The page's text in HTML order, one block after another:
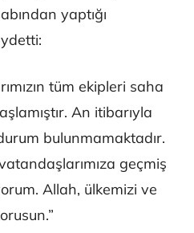
yaptığı
tüm ekipleri saha
An itibarıyla
bulunmamaktadır.
geçmiş
Allah, ülkemizi ve